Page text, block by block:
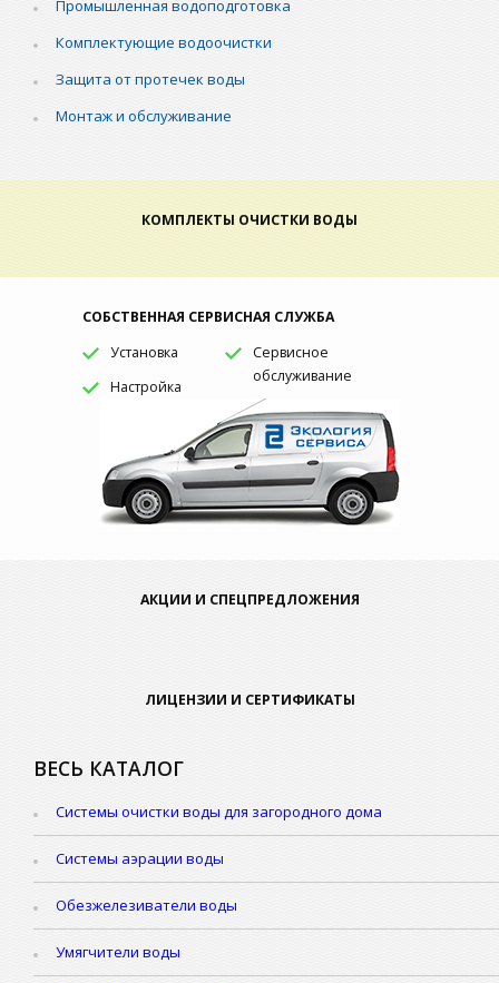
Промышленная водоподготовка
Комплектующие водоочистки
Защита от протечек воды
Монтаж и обслуживание
КОМПЛЕКТЫ ОЧИСТКИ ВОДЫ
СОБСТВЕННАЯ СЕРВИСНАЯ СЛУЖБА
Установка
Настройка
Сервисное
обслуживание
АКЦИИ И СПЕЦПРЕДЛОЖЕНИЯ
ЛИЦЕНЗИИ И СЕРТИФИКАТЫ
ВЕСЬ КАТАЛОГ
Системы очистки воды для загородного дома
Системы аэрации воды
Обезжелезиватели воды
Умягчители воды